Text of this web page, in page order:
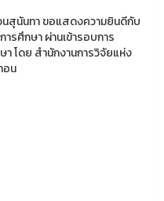
สุนันทา ขอแสดงความยินดีกับ
รศึกษา ผ่านเข้ารอบการ
โดย สำนักงานการวิจัยแห่ง
อน